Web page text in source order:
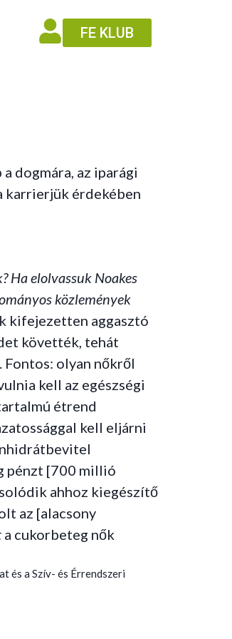
FE KLUB
dogmára, az iparági
karrierjük érdekében
Ha elolvassuk Noakes
közlemények
kifejezetten aggasztó
követték, tehát
olyan nőkről
kell az egészségi
étrend
kell eljárni
pénzt [700 millió
ahhoz kiegészítő
az [alacsony
a cukorbeteg nők
és a Szív- és Érrendszeri